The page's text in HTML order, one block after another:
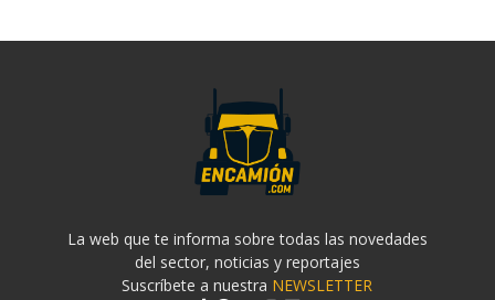
La web que te informa sobre todas las novedades
del sector, noticias y reportajes
Suscríbete a nuestra NEWSLETTER